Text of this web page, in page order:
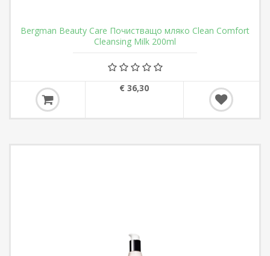
Bergman Beauty Care Почистващо мляко Clean Comfort
Cleansing Milk 200ml
€ 36,30